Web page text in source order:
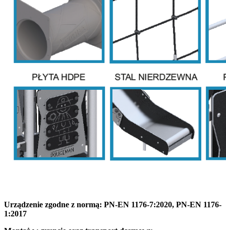
Urządzenie zgodne z normą: PN-EN 1176-7:2020, PN-EN 1176-
1:2017